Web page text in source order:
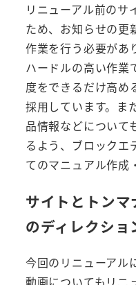
リニューアル前のサ
ため、お知らせの更
作業を行う必要があ
ハードルの高い作業
度をできるだけ高め
採用しています。ま
品情報などについて
るよう、ブロックエ
てのマニュアル作成
サイトとトン
のディレクショ
今回のリニューアル